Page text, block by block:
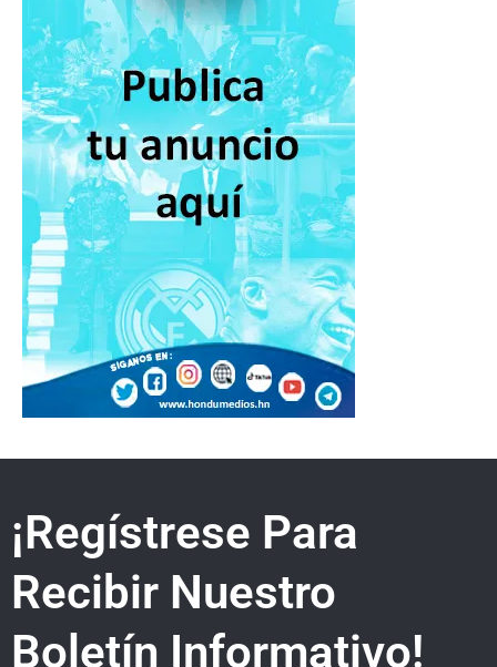
¡Regístrese Para
Recibir Nuestro
Boletín Informativo!